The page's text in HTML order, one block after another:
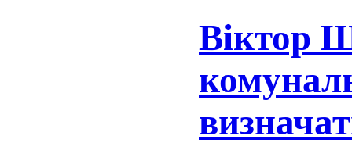
Віктор